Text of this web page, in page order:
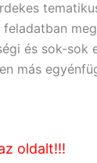
és sok-sok
más
oldalt!!!